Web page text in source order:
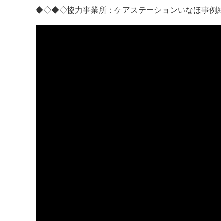
◆◇◆◇協力事業所： ケアステーションいなほ事例